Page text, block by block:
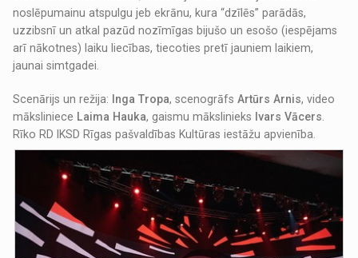
noslēpumainu atspulgu jeb ekrānu, kura “dzīlēs” parādās,
uzzibsnī un atkal pazūd nozīmīgas bijušo un esošo (iespējams
arī nākotnes) laiku liecības, tiecoties pretī jauniem laikiem,
jaunai simtgadei.
Scenārijs un režija: Inga Tropa, scenogrāfsArtūrs Arnis, video
māksliniece Laima Hauka, gaismu mākslinieks Ivars Vācers
Rīko RD IKSD Rīgas pašvaldības Kultūras iestāžu apvienība.